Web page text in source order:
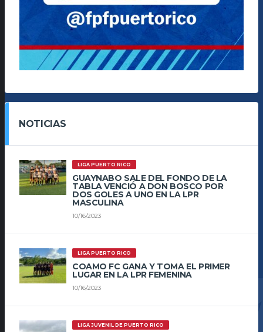
NOTICIAS
LIGA PUERTO RICO
GUAYNABO SALE DEL FONDO DE LA
TABLA VENCIÓ A DON BOSCO POR
DOS GOLES A UNO EN LA LPR
MASCULINA
10/16/2023
LIGA PUERTO RICO
COAMO FC GANA Y TOMA EL PRIMER
LUGAR EN LA LPR FEMENINA
10/16/2023
LIGA JUVENIL DE PUERTO RICO